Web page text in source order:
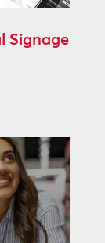
Signage